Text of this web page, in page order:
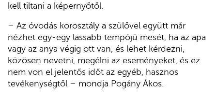
kell tiltani a képernyőtől.
– Az óvodás korosztály a szülővel együtt már
nézhet egy-egy lassabb tempójú mesét, ha az apa
vagy az anya végig ott van, és lehet kérdezni,
közösen nevetni, megélni az eseményeket, és ez
nem von el jelentős időt az egyéb, hasznos
tevékenységtől – mondja Pogány Ákos.